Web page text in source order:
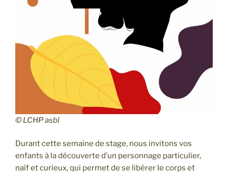
© LCHP asbl
Durant cette semaine de stage, nous invitons vos
enfants à la découverte d’un personnage particulier,
naïf et curieux, qui permet de se libérer le corps et